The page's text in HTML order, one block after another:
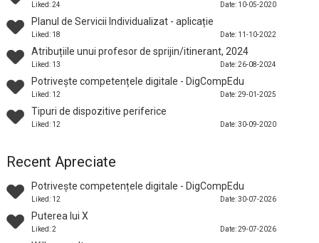
Liked: 24 Date: 10-05-2020
Planul de Servicii Individualizat - aplicație
Liked: 18 Date: 11-10-2022
Atribuțiile unui profesor de sprijin/itinerant, 2024
Liked: 13 Date: 26-08-2024
Potrivește competențele digitale - DigCompEdu
Liked: 12 Date: 29-01-2025
Tipuri de dispozitive periferice
Liked: 12 Date: 30-09-2020
Recent Apreciate
Potrivește competențele digitale - DigCompEdu
Liked: 12 Date: 30-07-2026
Puterea lui X
Liked: 2 Date: 29-07-2026